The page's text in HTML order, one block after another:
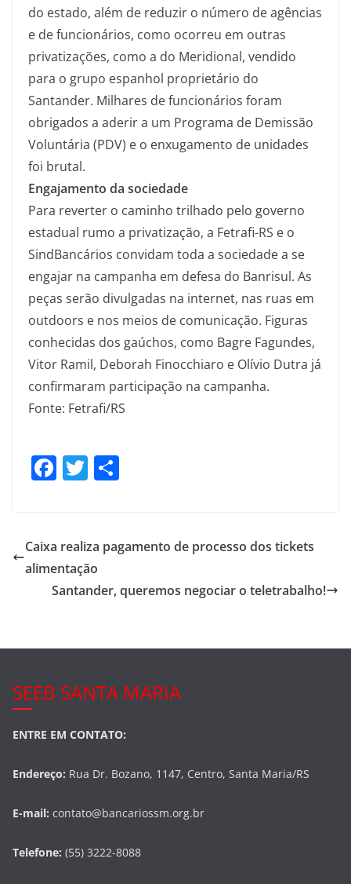
do estado, além de reduzir o número de agências
e de funcionários, como ocorreu em outras
privatizações, como a do Meridional, vendido
para o grupo espanhol proprietário do
Santander. Milhares de funcionários foram
obrigados a aderir a um Programa de Demissão
Voluntária (PDV) e o enxugamento de unidades
foi brutal.
Engajamento da sociedade
Para reverter o caminho trilhado pelo governo
estadual rumo a privatização, a Fetrafi-RS e o
SindBancários convidam toda a sociedade a se
engajar na campanha em defesa do Banrisul. As
peças serão divulgadas na internet, nas ruas em
outdoors e nos meios de comunicação. Figuras
conhecidas dos gaúchos, como Bagre Fagundes,
Vitor Ramil, Deborah Finocchiaro e Olívio Dutra já
confirmaram participação na campanha.
Fonte: Fetrafi/RS
F
e
b
o
k
T
er e
Caixa realiza pagamento de processo dos tickets
alimentação
Santander, queremos negociar o teletrabalho!
SEEB SANTA MARIA
ENTRE EM CONTATO:
Endereço: Rua Dr. Bozano, 1147, Centro, Santa Maria/RS
E-mail: contato@bancariossm.org.br
Telefone: (55) 3222-8088